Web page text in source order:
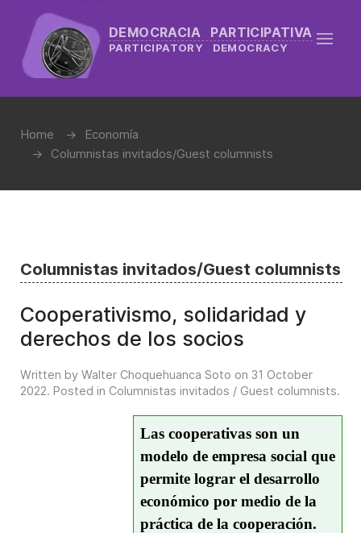
DEMOCRACIA PARTICIPATIVA
PARTICIPATORY DEMOCRACY
Home
Economía
Columnistas invitados/Guest columnists
Columnistas invitados/Guest columnists
Cooperativismo, solidaridad y
derechos de los socios
Written by Walter Choquehuanca Soto on 31 October
2022. Posted in Columnistas invitados / Guest columnists.
Las cooperativas son un
modelo de empresa social que
permite lograr el desarrollo
económico por medio de la
práctica de la cooperación.